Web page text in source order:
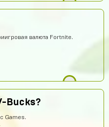
валюта Fortnite.
Bucks?
Games.
рекомендую!
11 часов назад
проверку делать